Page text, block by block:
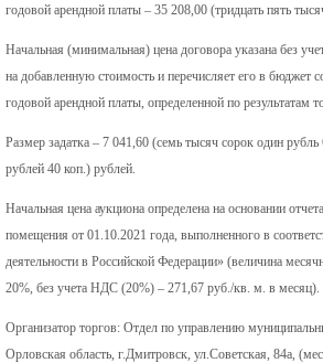
годовой арендной платы – 35 208,00 (тридцать пять
Начальная (минимальная) цена договора указана без
на добавленную стоимость и перечисляет его в
годовой арендной платы, определенной по результатам
Размер задатка – 7 041,60 (семь тысяч сорок один
рублей 40 коп.) рублей.
Начальная цена аукциона определена на основании
помещения от 01.10.2021 года, выполненного в
деятельности в Российской Федерации» (величина
20%, без учета НДС (20%) – 271,67 руб./кв. м. в месяц).
Организатор торгов: Отдел по управлению
Орловская область, г.Дмитровск, ул.Советская, 84а,